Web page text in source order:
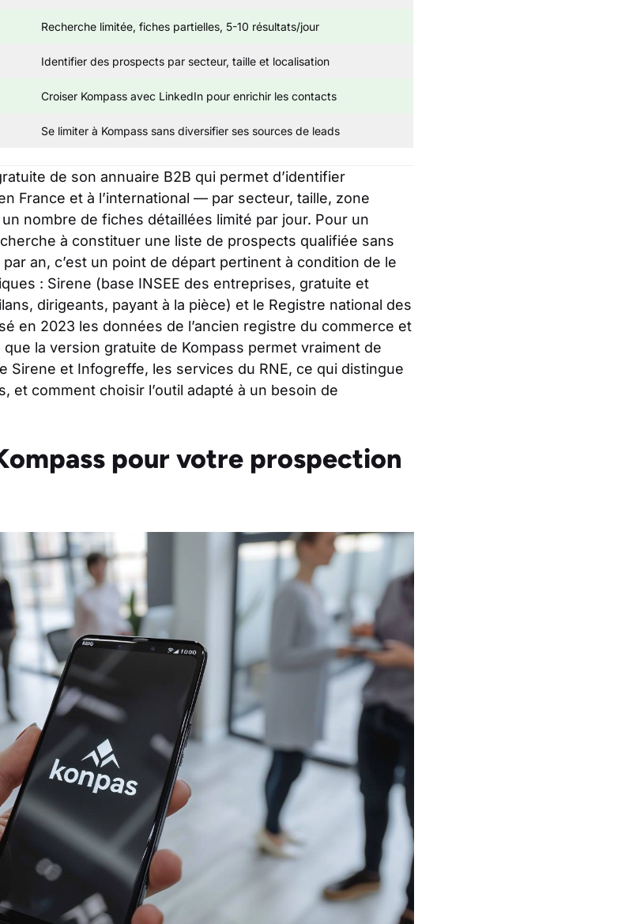
Recherche limitée, fiches partielles, 5-10 résultats/jour
Identifier des prospects par secteur, taille et localisation
Croiser Kompass avec LinkedIn pour enrichir les contacts
Se limiter à Kompass sans diversifier ses sources de leads
de son annuaire B2B qui permet d’identifier
France et à l’international — par secteur, taille, zone
nombre de fiches détaillées limité par jour. Pour un
à constituer une liste de prospects qualifiée sans
an, c’est un point de départ pertinent à condition de le
: Sirene (base INSEE des entreprises, gratuite et
dirigeants, payant à la pièce) et le Registre national des
en 2023 les données de l’ancien registre du commerce et
la version gratuite de Kompass permet vraiment de
Sirene et Infogreffe, les services du RNE, ce qui distingue
et comment choisir l’outil adapté à un besoin de
pour votre prospection